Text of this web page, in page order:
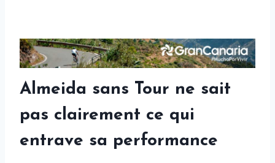
Almeida sans Tour ne sait
pas clairement ce qui
entrave sa performance